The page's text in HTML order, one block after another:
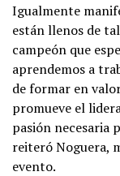
Igualmente
están llenos de
campeón que
aprendemos a
de formar en
promueve el
pasión necesaria
reiteró Noguera,
evento.